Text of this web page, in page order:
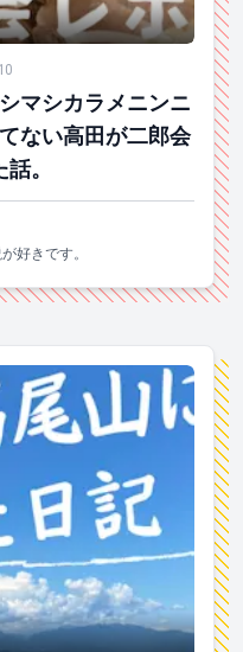
シカラメニンニク。二郎
マシカラメニンニ
ない高田が二郎会
。
好きです。